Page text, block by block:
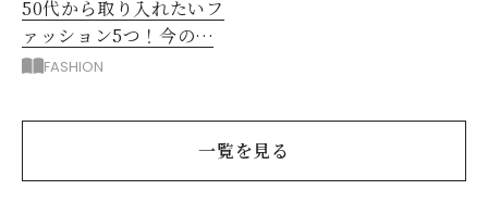
50代から取り入れたいフ
ァッション5つ！今の自
分をきれいに見せる服選
FASHION
一覧を見る